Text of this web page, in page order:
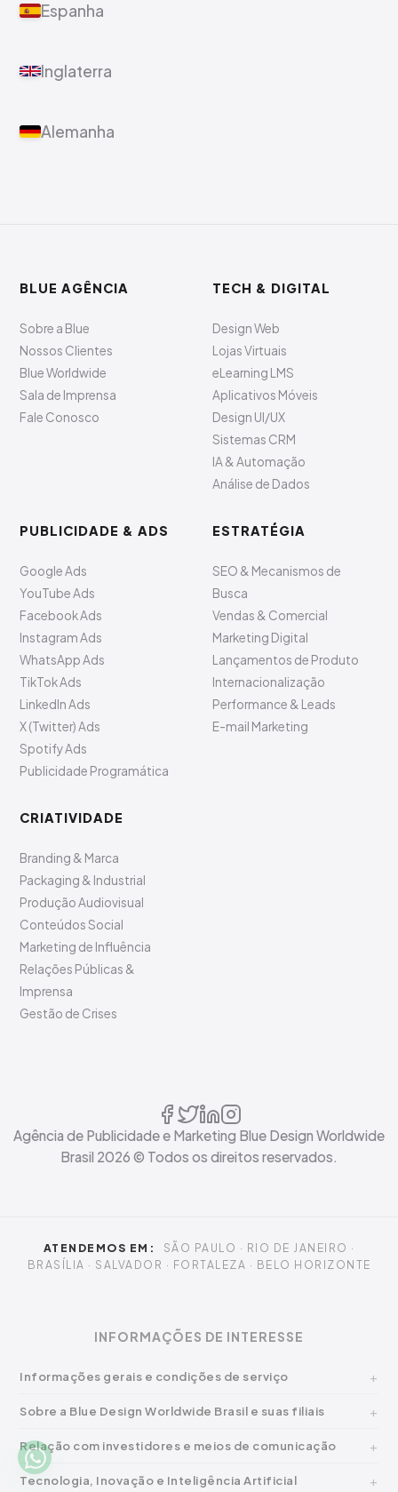
Espanha
Inglaterra
Alemanha
BLUE AGÊNCIA
Sobre a Blue
Nossos Clientes
Blue Worldwide
Sala de Imprensa
Fale Conosco
TECH & DIGITAL
Design Web
Lojas Virtuais
eLearning LMS
Aplicativos Móveis
Design UI/UX
Sistemas CRM
IA & Automação
Análise de Dados
PUBLICIDADE & ADS
Google Ads
YouTube Ads
Facebook Ads
Instagram Ads
WhatsApp Ads
TikTok Ads
LinkedIn Ads
X (Twitter) Ads
Spotify Ads
Publicidade Programática
ESTRATÉGIA
SEO & Mecanismos de
Busca
Vendas & Comercial
Marketing Digital
Lançamentos de Produto
Internacionalização
Performance & Leads
E-mail Marketing
CRIATIVIDADE
Branding & Marca
Packaging & Industrial
Produção Audiovisual
Conteúdos Social
Marketing de Influência
Relações Públicas &
Imprensa
Gestão de Crises
Agência de Publicidade e Marketing Blue Design Worldwide
Brasil 2026 © Todos os direitos reservados.
ATENDEMOS EM:
SÃO PAULO · RIO DE JANEIRO ·
BRASÍLIA · SALVADOR · FORTALEZA · BELO HORIZONTE
INFORMAÇÕES DE INTERESSE
Informações gerais e condições de serviço
Sobre a Blue Design Worldwide Brasil e suas filiais
Relação com investidores e meios de comunicação
Tecnologia, Inovação e Inteligência Artificial